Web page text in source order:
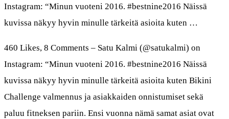
Instagram: “Minun vuoteni 2016. #bestnine2016 Näissä
kuvissa näkyy hyvin minulle tärkeitä asioita kuten …
460 Likes, 8 Comments – Satu Kalmi (@satukalmi) on
Instagram: “Minun vuoteni 2016. #bestnine2016 Näissä
kuvissa näkyy hyvin minulle tärkeitä asioita kuten Bikini
Challenge valmennus ja asiakkaiden onnistumiset sekä
paluu fitneksen pariin. Ensi vuonna nämä samat asiat ovat